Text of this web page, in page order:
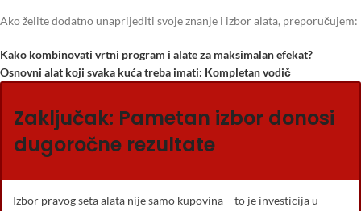
Ako želite dodatno unaprijediti svoje znanje i izbor alata, preporučujem:
Kako kombinovati vrtni program i alate za maksimalan efekat?
Osnovni alat koji svaka kuća treba imati: Kompletan vodič
Zaključak: Pametan izbor donosi
dugoročne rezultate
Izbor pravog seta alata nije samo kupovina – to je investicija u